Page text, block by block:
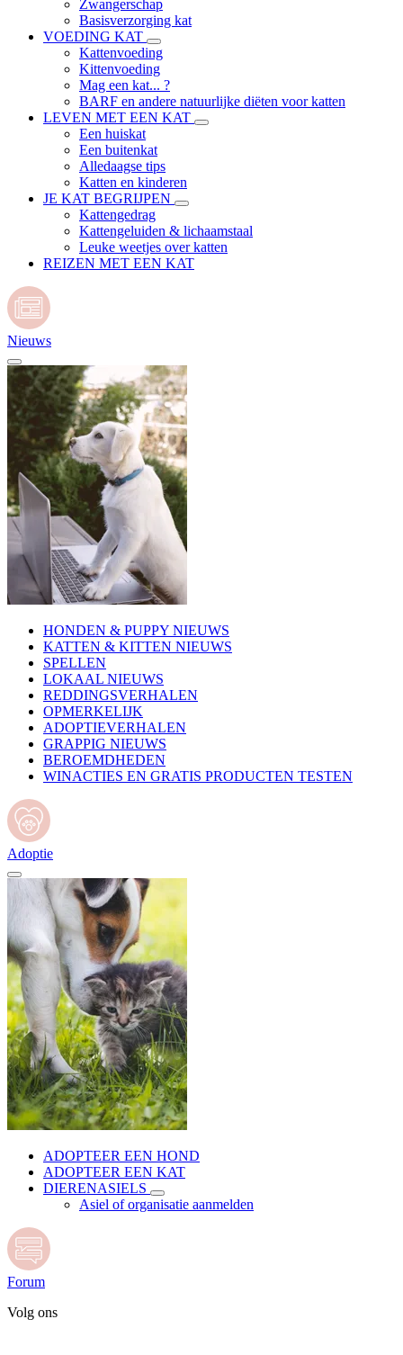
Zwangerschap
Basisverzorging kat
VOEDING KAT
Kattenvoeding
Kittenvoeding
Mag een kat... ?
BARF en andere natuurlijke diëten voor katten
LEVEN MET EEN KAT
Een huiskat
Een buitenkat
Alledaagse tips
Katten en kinderen
JE KAT BEGRIJPEN
Kattengedrag
Kattengeluiden & lichaamstaal
Leuke weetjes over katten
REIZEN MET EEN KAT
Nieuws
HONDEN & PUPPY NIEUWS
KATTEN & KITTEN NIEUWS
SPELLEN
LOKAAL NIEUWS
REDDINGSVERHALEN
OPMERKELIJK
ADOPTIEVERHALEN
GRAPPIG NIEUWS
BEROEMDHEDEN
WINACTIES EN GRATIS PRODUCTEN TESTEN
Adoptie
ADOPTEER EEN HOND
ADOPTEER EEN KAT
DIERENASIELS
Asiel of organisatie aanmelden
Forum
Volg ons